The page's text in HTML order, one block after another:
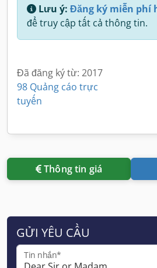
Lưu ý: Đăng ký miễn phí
để truy cập tất cả thông tin.
Đã đăng ký từ: 2017
98 Quảng cáo trực
tuyến
Thông tin giá
GỬI YÊU CẦU
Tin nhắn*